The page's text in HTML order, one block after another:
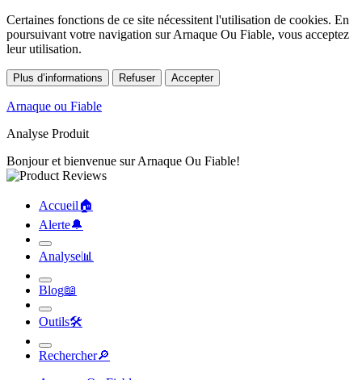
Certaines fonctions de ce site nécessitent l'utilisation de cookies. En
poursuivant votre navigation sur Arnaque Ou Fiable, vous acceptez
leur utilisation.
Plus d’informations Refuser Accepter
Arnaque ou Fiable
Analyse Produit
Bonjour et bienvenue sur Arnaque Ou Fiable!
Accueil🏠︎
Alerte🔔︎
Analyse📊︎
Blog📖︎
Outils🛠︎
Rechercher🔎︎